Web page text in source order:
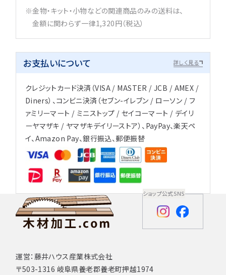
金物・キット・小物などの関連商品のみの送料は、
金額に関わらず一律1,320円（税込）
お支払いについて 詳しく見る
クレジットカード決済（VISA / MASTER / JCB / AMEX /
Diners）、コンビニ決済（セブン-イレブン / ローソン / フ
ァミリーマート / ミニストップ / セイコーマート / デイリ
ーヤマザキ / ヤマザキデイリーストア）、PayPay、楽天ペ
イ、Amazon Pay、銀行振込、郵便振替
運営：藤井ハウス産業株式会社
〒503-1316 岐阜県養老郡養老町押越1974
ショップ公式SNS